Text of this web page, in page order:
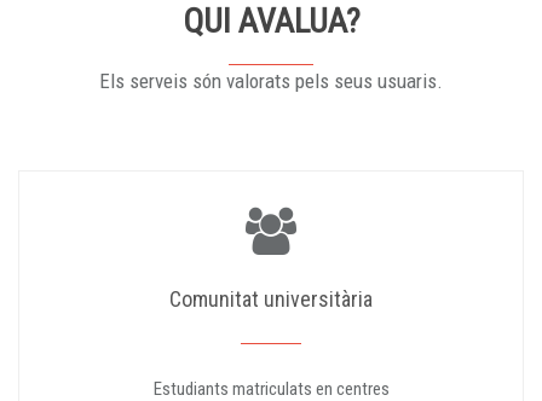
QUI AVALUA?
Els serveis són valorats pels seus usuaris.
Comunitat universitària
Estudiants matriculats en centres